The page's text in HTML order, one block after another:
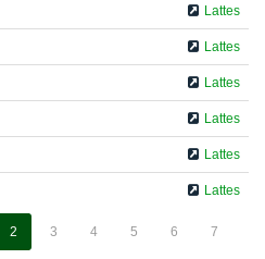
Lattes
Lattes
Lattes
Lattes
Lattes
Lattes
2 3 4 5 6 7